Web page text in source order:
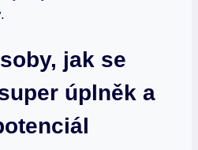
jak se
úplněk a